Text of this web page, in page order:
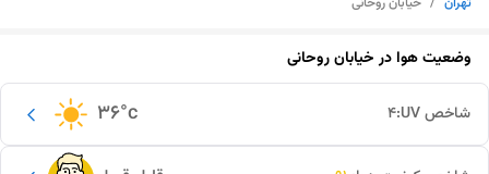
وضعیت هوا درخیابان روحانی
36°c شاخص UV: 4